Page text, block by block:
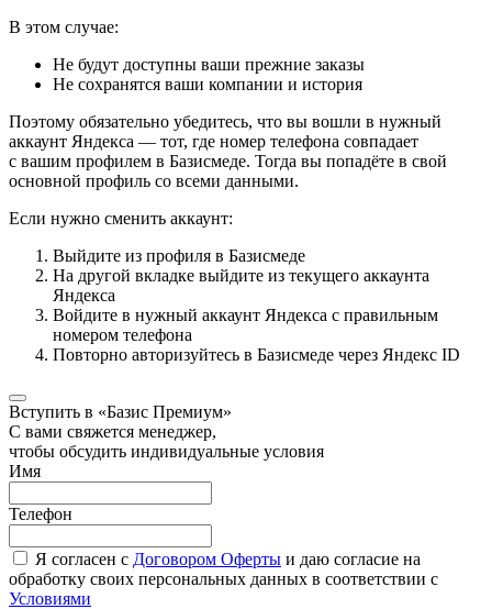
В этом случае:
Не будут доступны ваши прежние заказы
Не сохранятся ваши компании и история
Поэтому обязательно убедитесь, что вы вошли в нужный
аккаунт Яндекса — тот, где номер телефона совпадает
с вашим профилем в Базисмеде. Тогда вы попадёте в свой
основной профиль со всеми данными.
Если нужно сменить аккаунт:
Выйдите из профиля в Базисмеде
На другой вкладке выйдите из текущего аккаунта
Яндекса
Войдите в нужный аккаунт Яндекса с правильным
номером телефона
Повторно авторизуйтесь в Базисмеде через Яндекс ID
Вступить в «Базис Премиум»
С вами свяжется менеджер,
чтобы обсудить индивидуальные условия
Имя
Телефон
Я согласен с Договором Оферты и даю согласие на
обработку своих персональных данных в соответствии с
Условиями